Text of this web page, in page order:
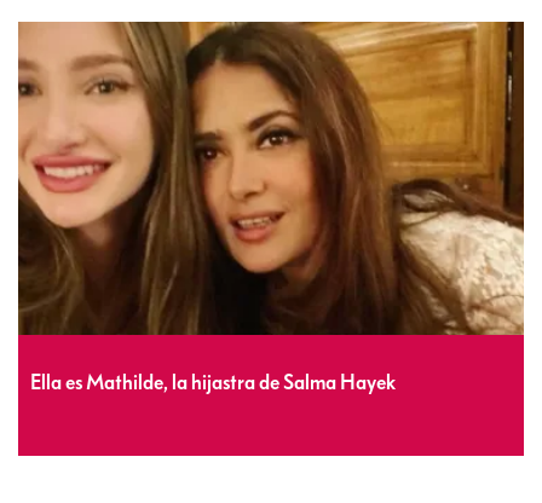
Ella es Mathilde, la hijastra de Salma Hayek